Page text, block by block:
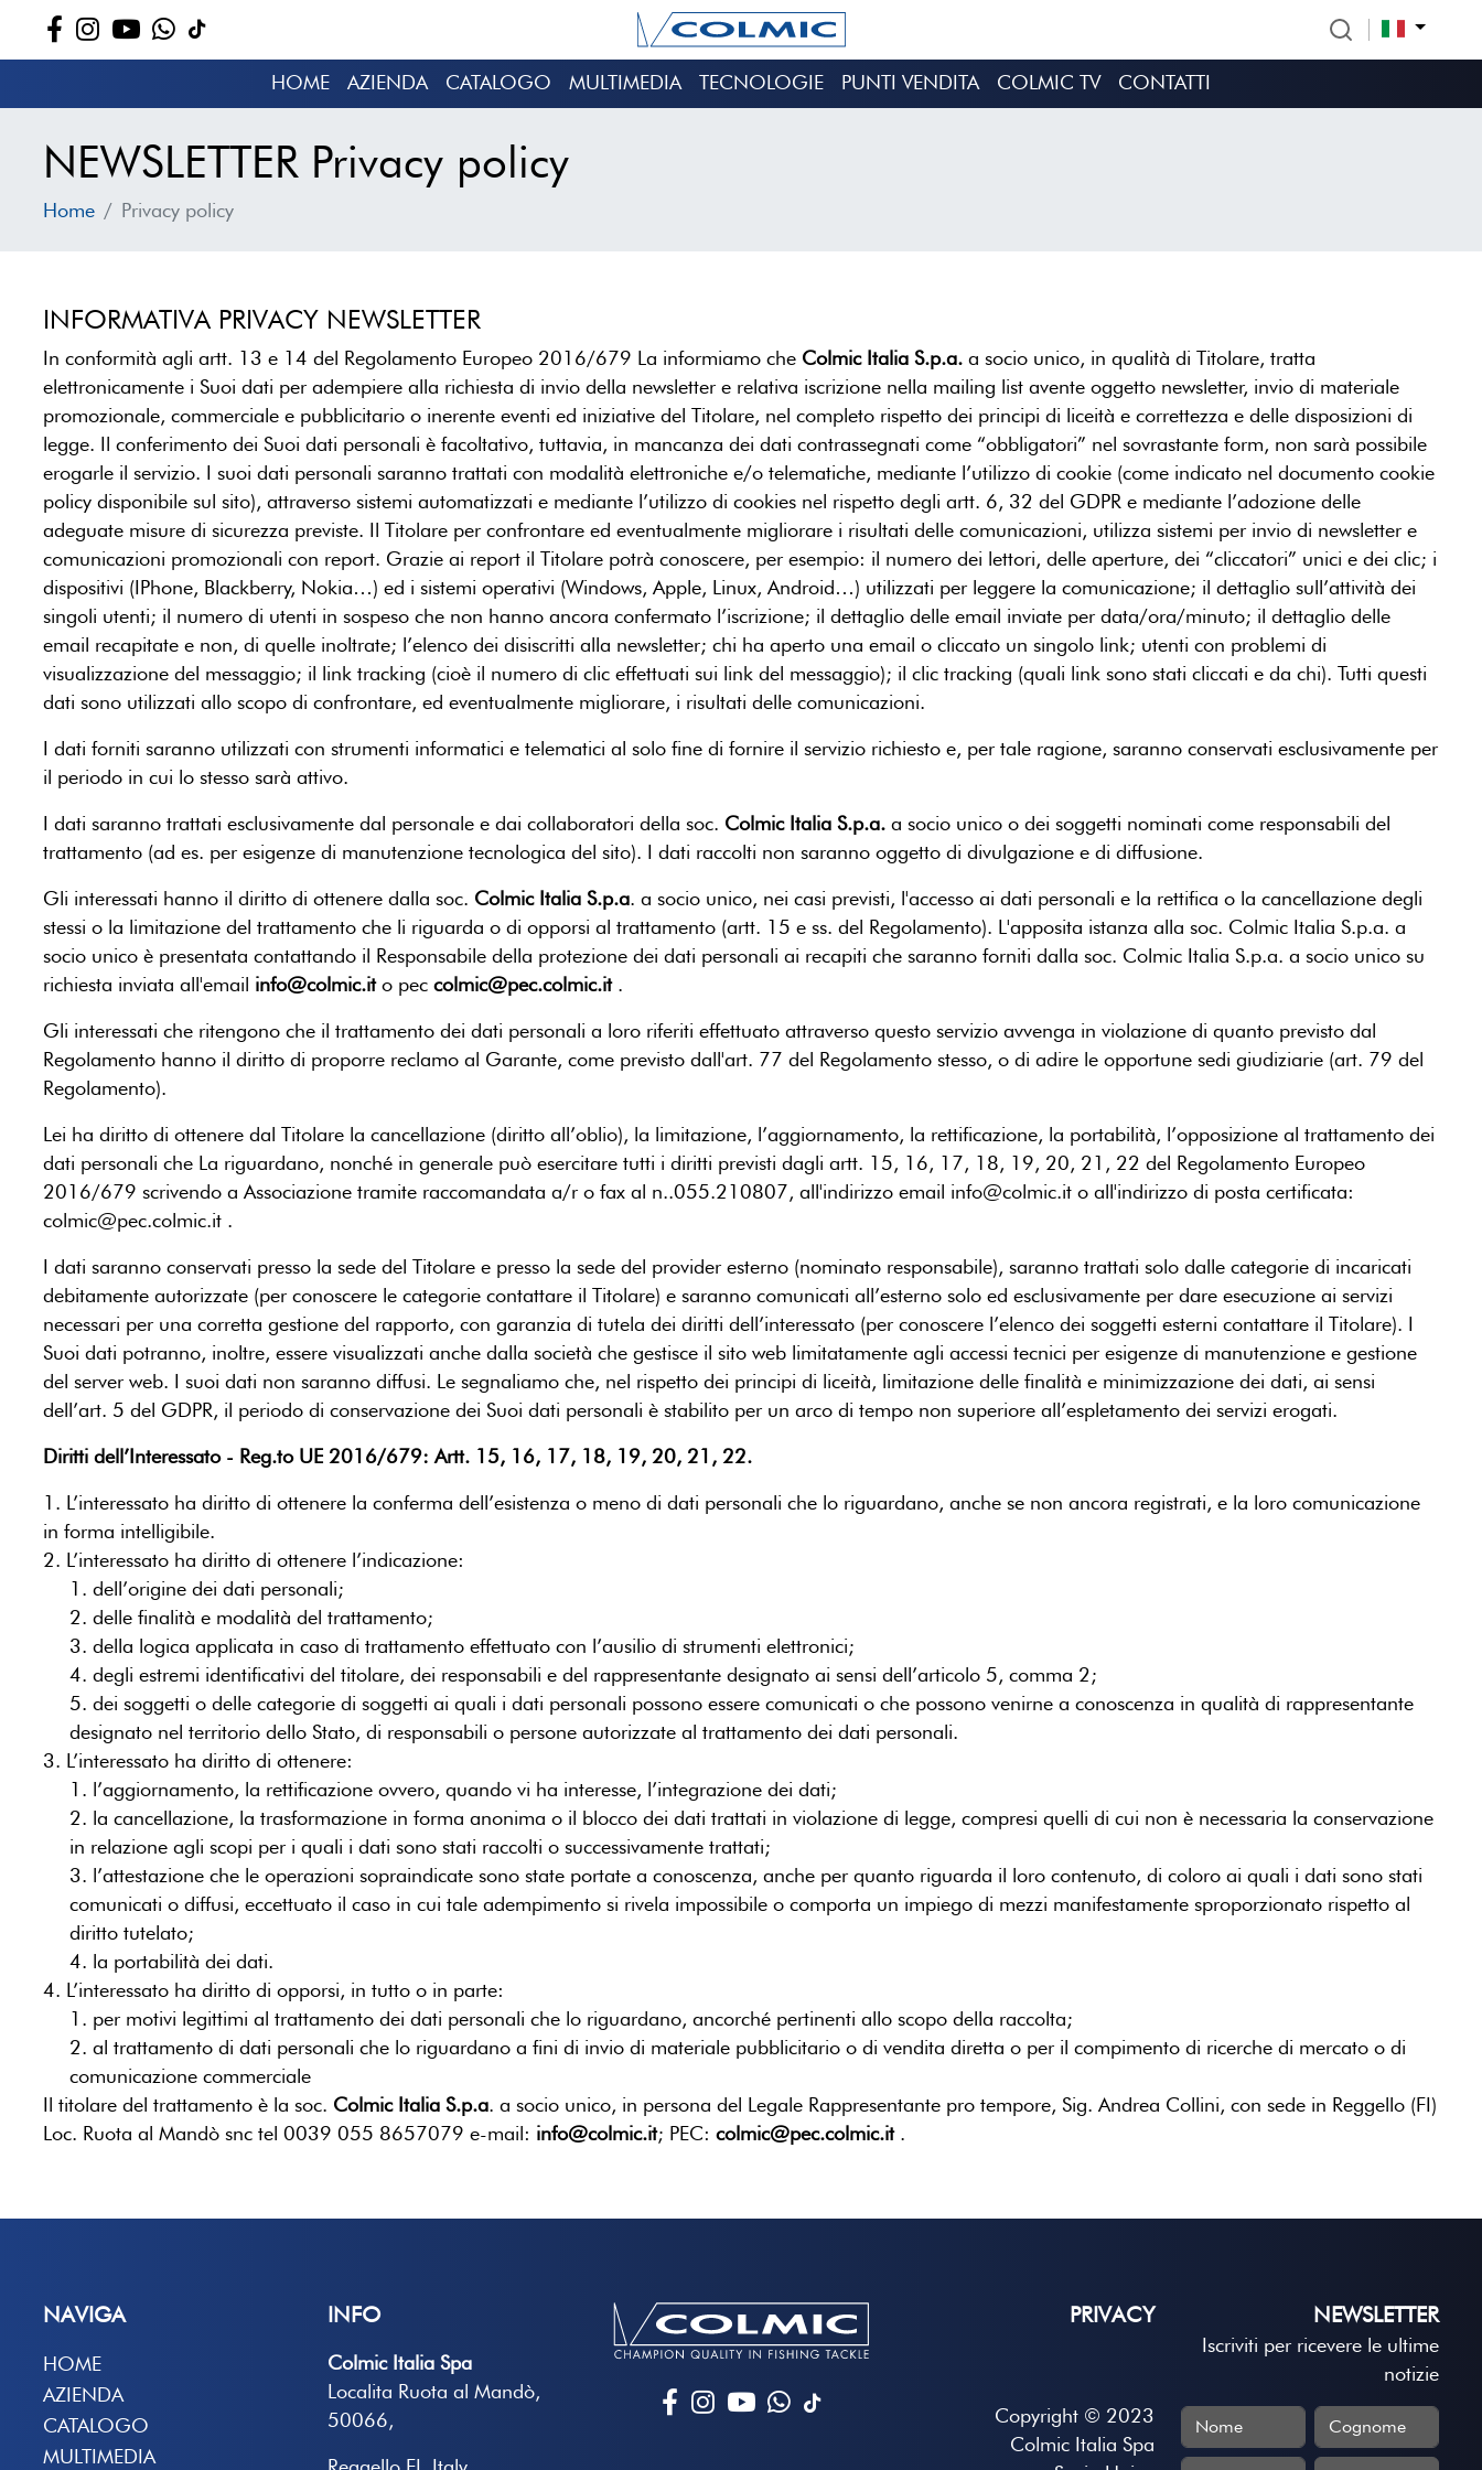
HOME AZIENDA CATALOGO MULTIMEDIA TECNOLOGIE PUNTI VENDITA COLMIC TV CONTATTI
NEWSLETTER Privacy policy
Home Privacy policy
INFORMATIVA PRIVACY NEWSLETTER
In conformità agli artt. 13 e 14 del Regolamento Europeo 2016/679 La informiamo che Colmic Italia S.p.a. a socio unico, in qualità di Titolare, tratta
elettronicamente i Suoi dati per adempiere alla richiesta di invio della newsletter e relativa iscrizione nella mailing list avente oggetto newsletter, invio di materiale
promozionale, commerciale e pubblicitario o inerente eventi ed iniziative del Titolare, nel completo rispetto dei principi di liceità e correttezza e delle disposizioni di
legge. Il conferimento dei Suoi dati personali è facoltativo, tuttavia, in mancanza dei dati contrassegnati come “obbligatori” nel sovrastante form, non sarà possibile
erogarle il servizio. I suoi dati personali saranno trattati con modalità elettroniche e/o telematiche, mediante l’utilizzo di cookie (come indicato nel documento cookie
policy disponibile sul sito), attraverso sistemi automatizzati e mediante l’utilizzo di cookies nel rispetto degli artt. 6, 32 del GDPR e mediante l’adozione delle
adeguate misure di sicurezza previste. Il Titolare per confrontare ed eventualmente migliorare i risultati delle comunicazioni, utilizza sistemi per invio di newsletter e
comunicazioni promozionali con report. Grazie ai report il Titolare potrà conoscere, per esempio: il numero dei lettori, delle aperture, dei “cliccatori” unici e dei clic; i
dispositivi (IPhone, Blackberry, Nokia…) ed i sistemi operativi (Windows, Apple, Linux, Android…) utilizzati per leggere la comunicazione; il dettaglio sull’attività dei
singoli utenti; il numero di utenti in sospeso che non hanno ancora confermato l’iscrizione; il dettaglio delle email inviate per data/ora/minuto; il dettaglio delle
email recapitate e non, di quelle inoltrate; l’elenco dei disiscritti alla newsletter; chi ha aperto una email o cliccato un singolo link; utenti con problemi di
visualizzazione del messaggio; il link tracking (cioè il numero di clic effettuati sui link del messaggio); il clic tracking (quali link sono stati cliccati e da chi). Tutti questi
dati sono utilizzati allo scopo di confrontare, ed eventualmente migliorare, i risultati delle comunicazioni.
I dati forniti saranno utilizzati con strumenti informatici e telematici al solo fine di fornire il servizio richiesto e, per tale ragione, saranno conservati esclusivamente per
il periodo in cui lo stesso sarà attivo.
I dati saranno trattati esclusivamente dal personale e dai collaboratori della soc. Colmic Italia S.p.a. a socio unico o dei soggetti nominati come responsabili del
trattamento (ad es. per esigenze di manutenzione tecnologica del sito). I dati raccolti non saranno oggetto di divulgazione e di diffusione.
Gli interessati hanno il diritto di ottenere dalla soc. Colmic Italia S.p.a. a socio unico, nei casi previsti, l'accesso ai dati personali e la rettifica o la cancellazione degli
stessi o la limitazione del trattamento che li riguarda o di opporsi al trattamento (artt. 15 e ss. del Regolamento). L'apposita istanza alla soc. Colmic Italia S.p.a. a
socio unico è presentata contattando il Responsabile della protezione dei dati personali ai recapiti che saranno forniti dalla soc. Colmic Italia S.p.a. a socio unico su
richiesta inviata all'email info@colmic.ito pec colmic@pec.colmic.it.
Gli interessati che ritengono che il trattamento dei dati personali a loro riferiti effettuato attraverso questo servizio avvenga in violazione di quanto previsto dal
Regolamento hanno il diritto di proporre reclamo al Garante, come previsto dall'art. 77 del Regolamento stesso, o di adire le opportune sedi giudiziarie (art. 79 del
Regolamento).
Lei ha diritto di ottenere dal Titolare la cancellazione (diritto all’oblio), la limitazione, l’aggiornamento, la rettificazione, la portabilità, l’opposizione al trattamento dei
dati personali che La riguardano, nonché in generale può esercitare tutti i diritti previsti dagli artt. 15, 16, 17, 18, 19, 20, 21, 22 del Regolamento Europeo
2016/679 scrivendo a Associazione tramite raccomandata a/r o fax al n..055.210807, all'indirizzo email info@colmic.it o all'indirizzo di posta certificata:
colmic@pec.colmic.it .
I dati saranno conservati presso la sede del Titolare e presso la sede del provider esterno (nominato responsabile), saranno trattati solo dalle categorie di incaricati
debitamente autorizzate (per conoscere le categorie contattare il Titolare) e saranno comunicati all’esterno solo ed esclusivamente per dare esecuzione ai servizi
necessari per una corretta gestione del rapporto, con garanzia di tutela dei diritti dell’interessato (per conoscere l’elenco dei soggetti esterni contattare il Titolare). I
Suoi dati potranno, inoltre, essere visualizzati anche dalla società che gestisce il sito web limitatamente agli accessi tecnici per esigenze di manutenzione e gestione
del server web. I suoi dati non saranno diffusi. Le segnaliamo che, nel rispetto dei principi di liceità, limitazione delle finalità e minimizzazione dei dati, ai sensi
dell’art. 5 del GDPR, il periodo di conservazione dei Suoi dati personali è stabilito per un arco di tempo non superiore all’espletamento dei servizi erogati.
Diritti dell’Interessato - Reg.to UE 2016/679: Artt. 15, 16, 17, 18, 19, 20, 21, 22.
1. L’interessato ha diritto di ottenere la conferma dell’esistenza o meno di dati personali che lo riguardano, anche se non ancora registrati, e la loro comunicazione
in forma intelligibile.
2. L’interessato ha diritto di ottenere l’indicazione:
1. dell’origine dei dati personali;
2. delle finalità e modalità del trattamento;
3. della logica applicata in caso di trattamento effettuato con l’ausilio di strumenti elettronici;
4. degli estremi identificativi del titolare, dei responsabili e del rappresentante designato ai sensi dell’articolo 5, comma 2;
5. dei soggetti o delle categorie di soggetti ai quali i dati personali possono essere comunicati o che possono venirne a conoscenza in qualità di rappresentante
designato nel territorio dello Stato, di responsabili o persone autorizzate al trattamento dei dati personali.
3. L’interessato ha diritto di ottenere:
1. l’aggiornamento, la rettificazione ovvero, quando vi ha interesse, l’integrazione dei dati;
2. la cancellazione, la trasformazione in forma anonima o il blocco dei dati trattati in violazione di legge, compresi quelli di cui non è necessaria la conservazione
in relazione agli scopi per i quali i dati sono stati raccolti o successivamente trattati;
3. l’attestazione che le operazioni sopraindicate sono state portate a conoscenza, anche per quanto riguarda il loro contenuto, di coloro ai quali i dati sono stati
comunicati o diffusi, eccettuato il caso in cui tale adempimento si rivela impossibile o comporta un impiego di mezzi manifestamente sproporzionato rispetto al
diritto tutelato;
4. la portabilità dei dati.
4. L’interessato ha diritto di opporsi, in tutto o in parte:
1. per motivi legittimi al trattamento dei dati personali che lo riguardano, ancorché pertinenti allo scopo della raccolta;
2. al trattamento di dati personali che lo riguardano a fini di invio di materiale pubblicitario o di vendita diretta o per il compimento di ricerche di mercato o di
comunicazione commerciale
Il titolare del trattamento è la soc. Colmic Italia S.p.a. a socio unico, in persona del Legale Rappresentante pro tempore, Sig. Andrea Collini, con sede in Reggello (FI)
Loc. Ruota al Mandò snc tel 0039 055 8657079 e-mail: info@colmic.it; PEC: colmic@pec.colmic.it.
NAVIGA
HOME
AZIENDA
CATALOGO
MULTIMEDIA
INFO
Colmic Italia Spa
Localita Ruota al Mandò,
50066,
PRIVACY
Copyright © 2023
Colmic Italia Spa
NEWSLETTER
Iscriviti per ricevere le ultime
notizie